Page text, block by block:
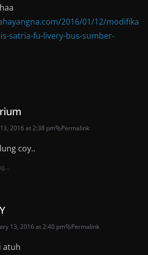
2016/01/12/modifika
satria-fu-livery-bus-sumber-
2016 at 2:38 pm Permalink
coy..
13, 2016 at 2:40 pm Permalink
atuh